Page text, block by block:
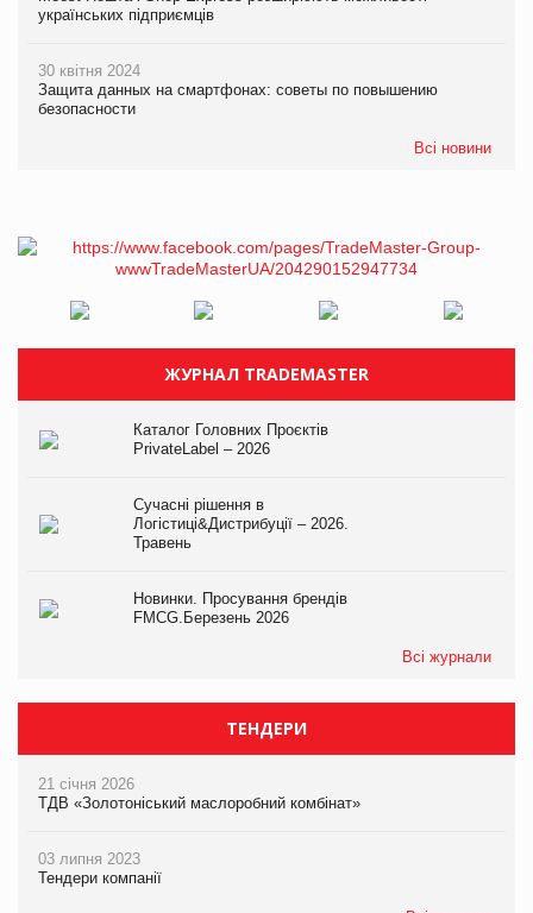
українських підприємців
30 квітня 2024
Защита данных на смартфонах: советы по повышению
безопасности
Всі новини
ЖУРНАЛ TRADEMASTER
Каталог Головних Проєктів
PrivateLabel – 2026
Сучасні рішення в
Логістиці&Дистрибуції – 2026.
Травень
Новинки. Просування брендів
FMCG.Березень 2026
Всі журнали
ТЕНДЕРИ
21 січня 2026
ТДВ «Золотоніський маслоробний комбінат»
03 липня 2023
Тендери компанії